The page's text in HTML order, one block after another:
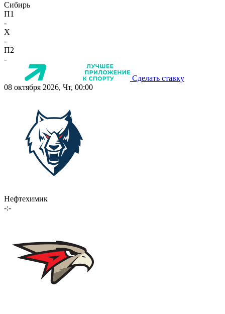
Сибирь
П1
-
X
-
П2
-
Сделать ставку
08 октября 2026, Чт, 00:00
Нефтехимик
-:-